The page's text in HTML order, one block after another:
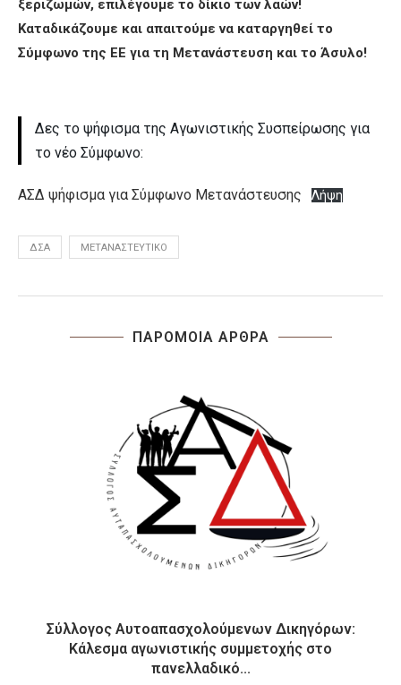
ξεριζωμών, επιλέγουμε το δίκιο των λαών!
Καταδικάζουμε και απαιτούμε να καταργηθεί το
Σύμφωνο της ΕΕ για τη Μετανάστευση και το Άσυλο!
Δες το ψήφισμα της Αγωνιστικής Συσπείρωσης για
το νέο Σύμφωνο:
ΑΣΔ ψήφισμα για Σύμφωνο Μετανάστευσης Λήψη
ΔΣΑ ΜΕΤΑΝΑΣΤΕΥΤΙΚΌ
ΠΑΡΟΜΟΙΑ ΑΡΘΡΑ
Σύλλογος Αυτοαπασχολούμενων Δικηγόρων:
Κάλεσμα αγωνιστικής συμμετοχής στο
πανελλαδικό...